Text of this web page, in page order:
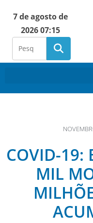
7 de agosto de
2026 07:15
COVID-19:
MIL